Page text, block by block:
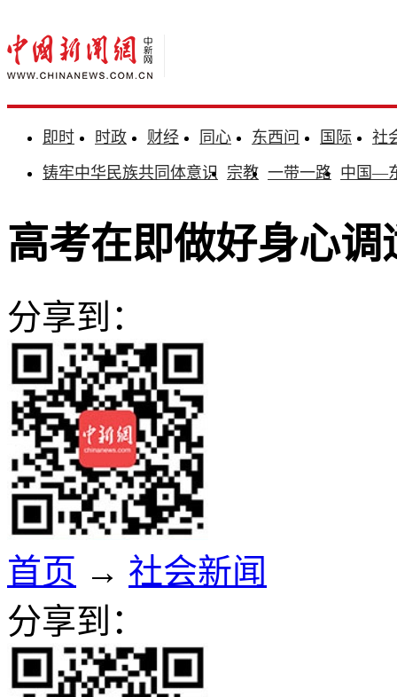
即时 时政 财经 同心 东西问 国际
社
铸牢中华民族共同体意识 宗教 一带一路 中国—
高考在即做好身心
分享到：
首页 → 社会新闻
分享到：